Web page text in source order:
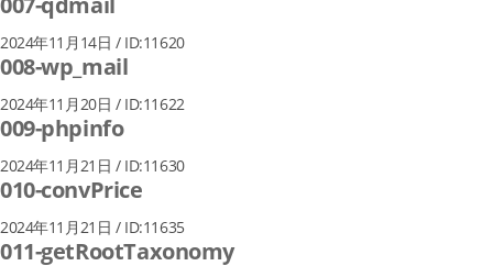
2024年11月14日 / ID:11620
008-wp_mail
2024年11月20日 / ID:11622
009-phpinfo
2024年11月21日 / ID:11630
010-convPrice
2024年11月21日 / ID:11635
011-getRootTaxonomy